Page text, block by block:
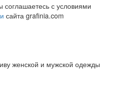
с условиями
сайта grafinia.com
женской и мужской одежды